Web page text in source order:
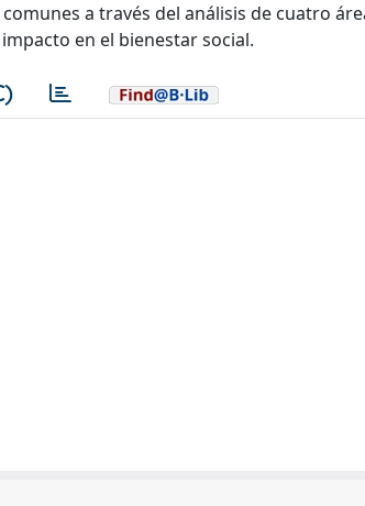
a través del análisis de cuatro
en el bienestar social.